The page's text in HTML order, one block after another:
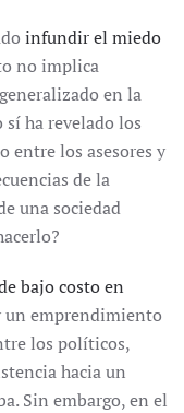
infundir el miedo
no implica
en la
ha revelado los
entre los asesores y
de la
una sociedad
bajo costo en
un emprendimiento
los políticos,
hacia un
Sin embargo, en el